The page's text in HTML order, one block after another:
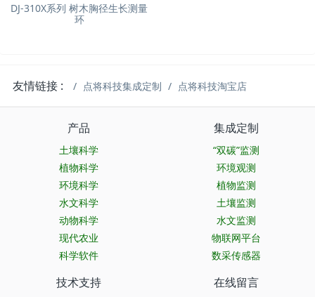
DJ-310X系列 树木胸径生长测量
环
友情链接 : 点将科技集成定制 点将科技淘宝店
产品
土壤科学
植物科学
环境科学
水文科学
动物科学
现代农业
科学软件
集成定制
“双碳”监测
环境观测
植物监测
土壤监测
水文监测
物联网平台
数采传感器
技术支持 在线留言